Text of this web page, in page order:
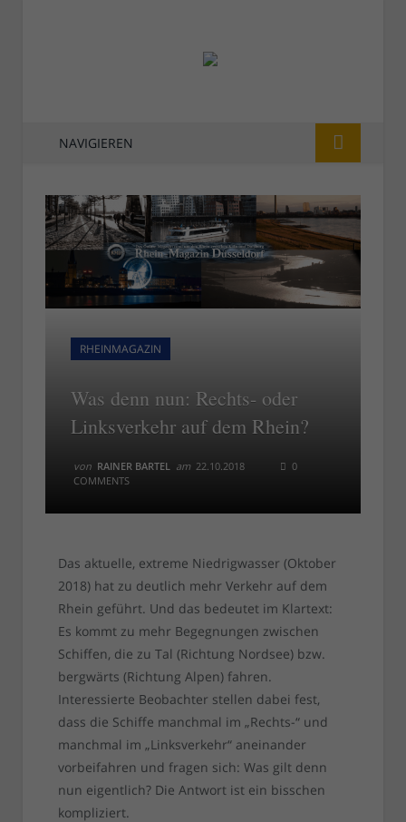
NAVIGIEREN
RHEINMAGAZIN
Was denn nun: Rechts- oder
Linksverkehr auf dem Rhein?
von RAINER BARTEL am 22.10.2018
0
COMMENTS
Das aktuelle, extreme Niedrigwasser (Oktober
2018) hat zu deutlich mehr Verkehr auf dem
Rhein geführt. Und das bedeutet im Klartext:
Es kommt zu mehr Begegnungen zwischen
Schiffen, die zu Tal (Richtung Nordsee) bzw.
bergwärts (Richtung Alpen) fahren.
Interessierte Beobachter stellen dabei fest,
dass die Schiffe manchmal im „Rechts-“ und
manchmal im „Linksverkehr“ aneinander
vorbeifahren und fragen sich: Was gilt denn
nun eigentlich? Die Antwort ist ein bisschen
kompliziert.